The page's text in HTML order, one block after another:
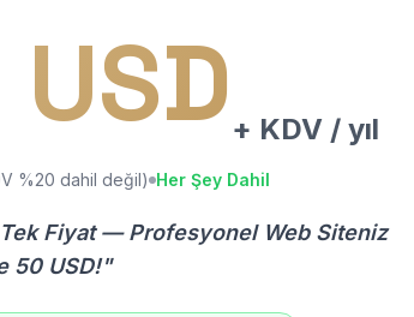
+ KDV / yıl
%20 dahil değil) Her Şey Dahil
Fiyat — Profesyonel Web Siteniz
50 USD!"